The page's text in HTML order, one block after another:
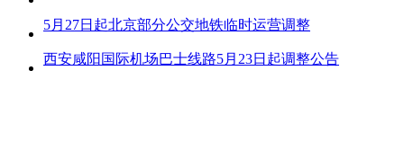
5月27日起北京部分公交地铁临时运营调整
西安咸阳国际机场巴士线路5月23日起调整公告